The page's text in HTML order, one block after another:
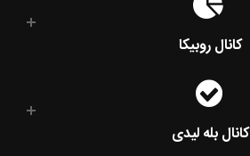
کانال روبیکا
کانال بله لیدی